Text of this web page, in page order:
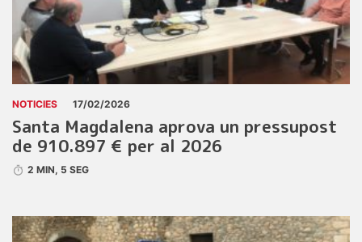
NOTICIES 17/02/2026
Santa Magdalena aprova un pressupost
de 910.897 € per al 2026
2 MIN, 5 SEG